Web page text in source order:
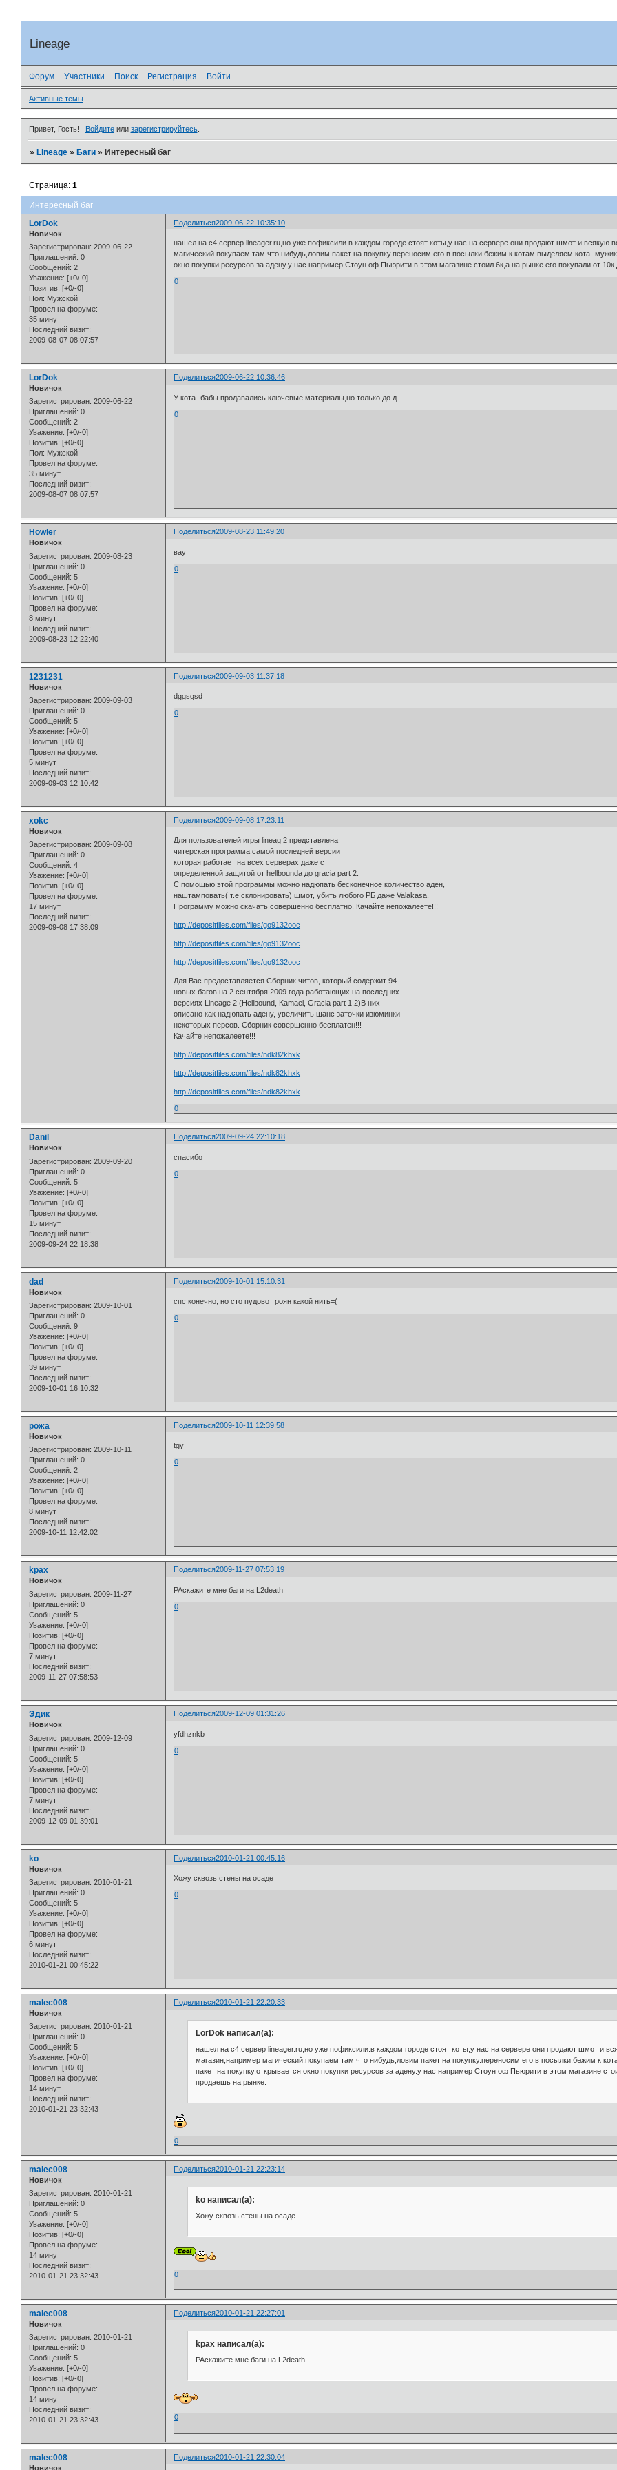
Lineage
Форум Участники Поиск Регистрация Войти
Активные темы
Привет, Гость! Войдитеили зарегистрируйтесь.
»Lineage »Баги »Интересный баг
Интересный баг
Страница:1
Поделиться2009-06-22 10:35:10
LorDok
Новичок
Зарегистрирован: 2009-06-22
Приглашений: 0
Сообщений: 2
Уважение: [+0/-0]
Позитив: [+0/-0]
Пол: Мужской
Провел на форуме:
35 минут
Последний визит:
2009-08-07 08:07:57
нашел на с4,сервер lineager.ru,но уже пофиксили.в каждом городе стоят коты,у нас на сервере они продают шмот и
магический.покупаем там что нибудь,ловим пакет на покупку.переносим его в посылки.бежим к котам.выделяем кота -
окно покупки ресурсов за адену.у нас например Стоун оф Пьюрити в этом магазине стоил 6к,а на рынке его покупали от
0
Поделиться2009-06-22 10:36:46
LorDok
Новичок
Зарегистрирован: 2009-06-22
Приглашений: 0
Сообщений: 2
Уважение: [+0/-0]
Позитив: [+0/-0]
Пол: Мужской
Провел на форуме:
35 минут
Последний визит:
2009-08-07 08:07:57
У кота -бабы продавались ключевые материалы,но только до д
0
Поделиться2009-08-23 11:49:20
Howler
Новичок
Зарегистрирован: 2009-08-23
Приглашений: 0
Сообщений: 5
Уважение: [+0/-0]
Позитив: [+0/-0]
Провел на форуме:
8 минут
Последний визит:
2009-08-23 12:22:40
вау
0
Поделиться2009-09-03 11:37:18
1231231
Новичок
Зарегистрирован: 2009-09-03
Приглашений: 0
Сообщений: 5
Уважение: [+0/-0]
Позитив: [+0/-0]
Провел на форуме:
5 минут
Последний визит:
2009-09-03 12:10:42
dggsgsd
0
Поделиться2009-09-08 17:23:11
xokc
Новичок
Зарегистрирован: 2009-09-08
Приглашений: 0
Сообщений: 4
Уважение: [+0/-0]
Позитив: [+0/-0]
Провел на форуме:
17 минут
Последний визит:
2009-09-08 17:38:09
Для пользователей игры lineag 2 представлена
читерская программа самой последней версии
которая работает на всех серверах даже с
определенной защитой от hellbounda до gracia part 2.
С помощью этой программы можно надюпать бесконечное количество аден,
наштамповать( т.е склонировать) шмот, убить любого РБ даже Valakasa.
Программу можно скачать совершенно бесплатно. Качайте непожалеете!!!
http://depositfiles.com/files/go9132ooc
http://depositfiles.com/files/go9132ooc
http://depositfiles.com/files/go9132ooc
Для Вас предоставляется Сборник читов, который содержит 94
новых багов на 2 сентября 2009 года работающих на последних
версиях Lineage 2 (Hellbound, Kamael, Gracia part 1,2)В них
описано как надюпать адену, увеличить шанс заточки изюминки
некоторых персов. Сборник совершенно бесплатен!!!
Качайте непожалеете!!!
http://depositfiles.com/files/ndk82khxk
http://depositfiles.com/files/ndk82khxk
http://depositfiles.com/files/ndk82khxk
0
Поделиться2009-09-24 22:10:18
Danil
Новичок
Зарегистрирован: 2009-09-20
Приглашений: 0
Сообщений: 5
Уважение: [+0/-0]
Позитив: [+0/-0]
Провел на форуме:
15 минут
Последний визит:
2009-09-24 22:18:38
спасибо
0
Поделиться2009-10-01 15:10:31
dad
Новичок
Зарегистрирован: 2009-10-01
Приглашений: 0
Сообщений: 9
Уважение: [+0/-0]
Позитив: [+0/-0]
Провел на форуме:
39 минут
Последний визит:
2009-10-01 16:10:32
спс конечно, но сто пудово троян какой нить=(
0
Поделиться2009-10-11 12:39:58
рожа
Новичок
Зарегистрирован: 2009-10-11
Приглашений: 0
Сообщений: 2
Уважение: [+0/-0]
Позитив: [+0/-0]
Провел на форуме:
8 минут
Последний визит:
2009-10-11 12:42:02
tgy
0
Поделиться2009-11-27 07:53:19
kpax
Новичок
Зарегистрирован: 2009-11-27
Приглашений: 0
Сообщений: 5
Уважение: [+0/-0]
Позитив: [+0/-0]
Провел на форуме:
7 минут
Последний визит:
2009-11-27 07:58:53
РАскажите мне баги на L2death
0
Поделиться2009-12-09 01:31:26
Эдик
Новичок
Зарегистрирован: 2009-12-09
Приглашений: 0
Сообщений: 5
Уважение: [+0/-0]
Позитив: [+0/-0]
Провел на форуме:
7 минут
Последний визит:
2009-12-09 01:39:01
yfdhznkb
0
Поделиться2010-01-21 00:45:16
ko
Новичок
Зарегистрирован: 2010-01-21
Приглашений: 0
Сообщений: 5
Уважение: [+0/-0]
Позитив: [+0/-0]
Провел на форуме:
6 минут
Последний визит:
2010-01-21 00:45:22
Хожу сквозь стены на осаде
0
Поделиться2010-01-21 22:20:33
malec008
Новичок
Зарегистрирован: 2010-01-21
Приглашений: 0
Сообщений: 5
Уважение: [+0/-0]
Позитив: [+0/-0]
Провел на форуме:
14 минут
Последний визит:
2010-01-21 23:32:43
LorDok написал(а):
нашел на с4,сервер lineager.ru,но уже пофиксили.в каждом городе стоят коты,у нас на сервере они продают шмот и
магазин,например магический.покупаем там что нибудь,ловим пакет на покупку.переносим его в посылки.бежим к
пакет на покупку.открывается окно покупки ресурсов за адену.у нас например Стоун оф Пьюрити в этом магазине
продаешь на рынке.
0
Поделиться2010-01-21 22:23:14
malec008
Новичок
Зарегистрирован: 2010-01-21
Приглашений: 0
Сообщений: 5
Уважение: [+0/-0]
Позитив: [+0/-0]
Провел на форуме:
14 минут
Последний визит:
2010-01-21 23:32:43
ko написал(а):
Хожу сквозь стены на осаде
0
Поделиться2010-01-21 22:27:01
malec008
Новичок
Зарегистрирован: 2010-01-21
Приглашений: 0
Сообщений: 5
Уважение: [+0/-0]
Позитив: [+0/-0]
Провел на форуме:
14 минут
Последний визит:
2010-01-21 23:32:43
kpax написал(а):
РАскажите мне баги на L2death
0
Поделиться2010-01-21 22:30:04
malec008
Новичок